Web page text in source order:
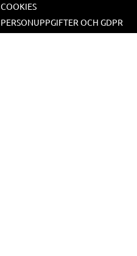
COOKIES
PERSONUPPGIFTER OCH GDPR